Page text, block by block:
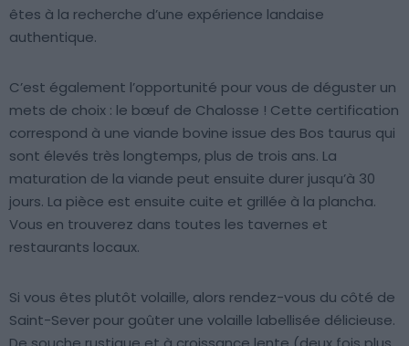
êtes à la recherche d’une expérience landaise
authentique.
C’est également l’opportunité pour vous de déguster un
mets de choix : le bœuf de Chalosse ! Cette certification
correspond à une viande bovine issue des Bos taurus qui
sont élevés très longtemps, plus de trois ans. La
maturation de la viande peut ensuite durer jusqu’à 30
jours. La pièce est ensuite cuite et grillée à la plancha.
Vous en trouverez dans toutes les tavernes et
restaurants locaux.
Si vous êtes plutôt volaille, alors rendez-vous du côté de
Saint-Sever pour goûter une volaille labellisée délicieuse.